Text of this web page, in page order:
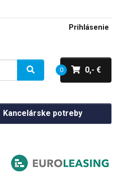
Prihlásenie
0 0,- €
Kancelárske potreby